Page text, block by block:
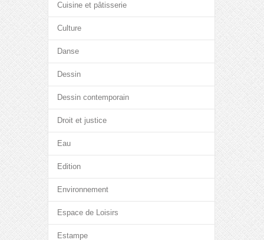
Cuisine et pâtisserie
Culture
Danse
Dessin
Dessin contemporain
Droit et justice
Eau
Edition
Environnement
Espace de Loisirs
Estampe